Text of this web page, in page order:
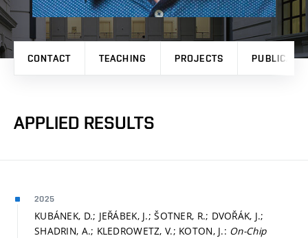
CONTACT TEACHING PROJECTS
APPLIED RESULTS
2025
KUBÁNEK, D.; JEŘÁBEK, J.; ŠOTNER, R.; DVOŘÁK, J.;
SHADRIN, A.; KLEDROWETZ, V.; KOTON, J.: On-Chip